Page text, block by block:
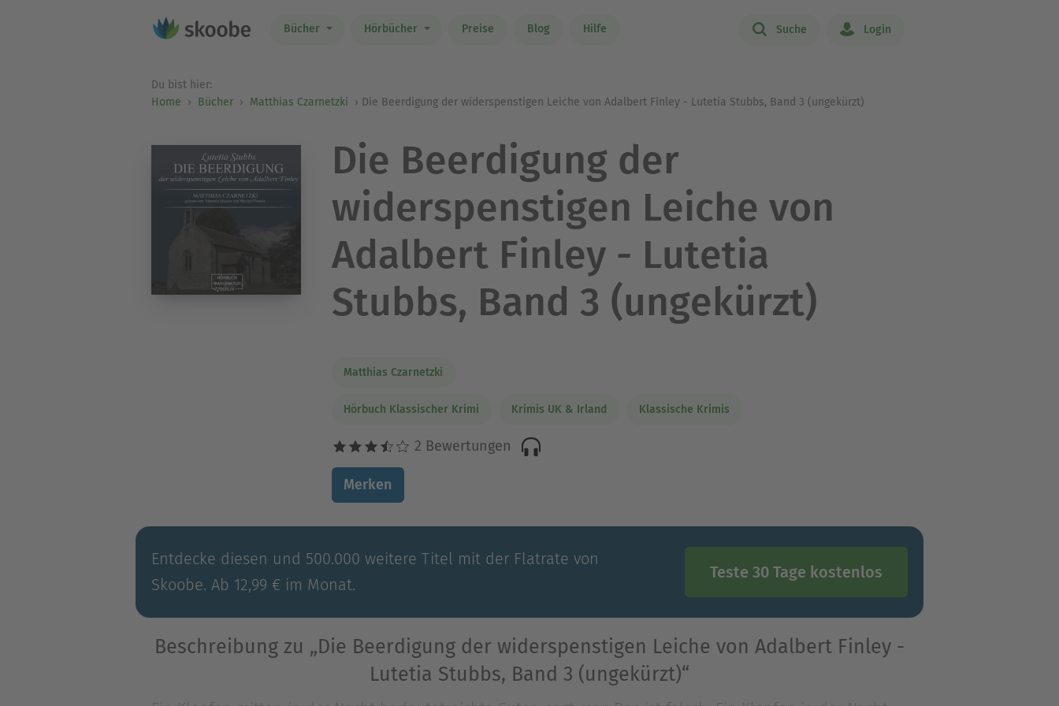
Bücher Hörbücher Preise Blog Hilfe Suche Login
Du bist hier:
Home
Bücher Matthias Czarnetzki Die Beerdigung der widerspenstigen Leiche von Adalbert Finley - Lutetia Stubbs, Band 3 (ungekürzt)
Die Beerdigung der
widerspenstigen Leiche von
Adalbert Finley - Lutetia
Stubbs, Band 3 (ungekürzt)
Matthias Czarnetzki
Hörbuch Klassischer Krimi Krimis UK & Irland Klassische Krimis
2 Bewertungen
Merken
Entdecke diesen und 500.000 weitere Titel mit der Flatrate von
Skoobe. Ab 12,99 € im Monat.
Teste 30 Tage kostenlos
Beschreibung zu „Die Beerdigung der widerspenstigen Leiche von Adalbert Finley -
Lutetia Stubbs, Band 3 (ungekürzt)“